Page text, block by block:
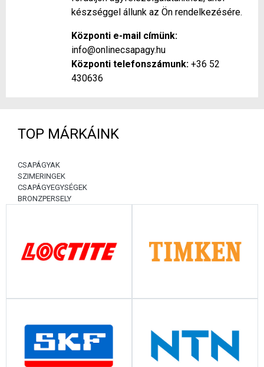
készséggel állunk az Ön rendelkezésére.
Központi e-mail címünk:
info@onlinecsapagy.hu
Központi telefonszámunk: +36 52
430636
TOP MÁRKÁINK
CSAPÁGYAK
SZIMERINGEK
CSAPÁGYEGYSÉGEK
BRONZPERSELY